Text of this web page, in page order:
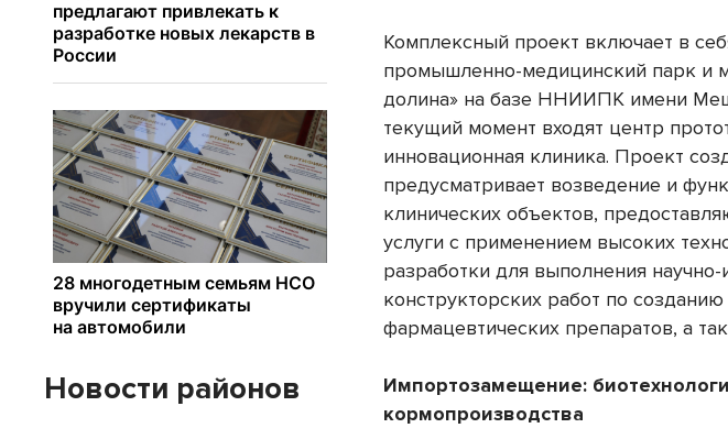
Комплексный проект включает в
промышленно-медицинский парк и
долина» на базе ННИИПК имени
текущий момент входят центр
инновационная клиника. Проект
предусматривает возведение и
клинических объектов,
услуги с применением высоких
разработки для выполнения
конструкторских работ по
фармацевтических препаратов, а
Импортозамещение:
кормопроизводства
Новости районов